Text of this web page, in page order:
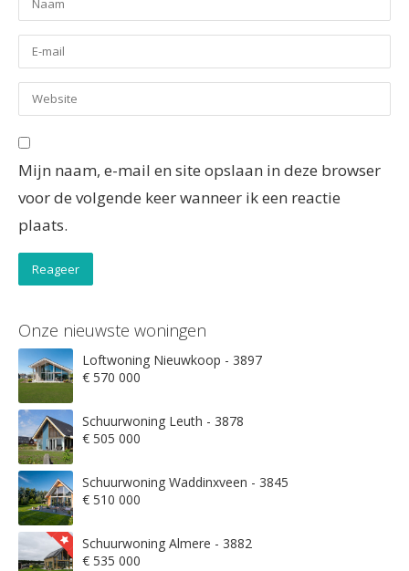
Mijn naam, e-mail en site opslaan in deze browser
voor de volgende keer wanneer ik een reactie
plaats.
Onze nieuwste woningen
Loftwoning Nieuwkoop - 3897
€ 570 000
Schuurwoning Leuth - 3878
€ 505 000
Schuurwoning Waddinxveen - 3845
€ 510 000
Schuurwoning Almere - 3882
€ 535 000